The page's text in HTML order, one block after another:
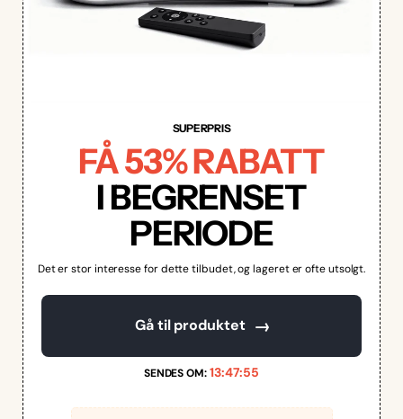
SUPERPRIS
FÅ 53% RABATT
I BEGRENSET
PERIODE
Det er stor interesse for dette tilbudet, og lageret er ofte utsolgt.
Gå til produktet →
SENDES OM:13:47:54